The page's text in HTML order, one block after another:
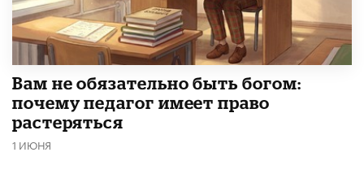
​Вам не обязательно быть богом:
почему педагог имеет право
растеряться
1 ИЮНЯ